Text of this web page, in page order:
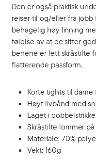
Den er også praktisk
reiser til og/eller fra jobb
behagelig høy linning
følelse av at de sitter
benene er lett skråstilte
flatterende passform.
Korte tights til dame
Høyt livbånd med
Laget i
Skråstilte lommer
Materiale: 70%
Vekt: 160g